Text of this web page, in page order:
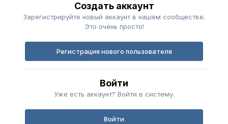
Создать аккаунт
Зарегистрируйте новый аккаунт в нашем сообществе.
Это очень просто!
Регистрация нового пользователя
Войти
Уже есть аккаунт? Войти в систему.
Войти